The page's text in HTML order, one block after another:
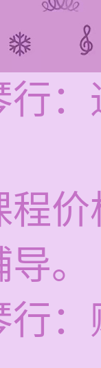
行
程
。
行